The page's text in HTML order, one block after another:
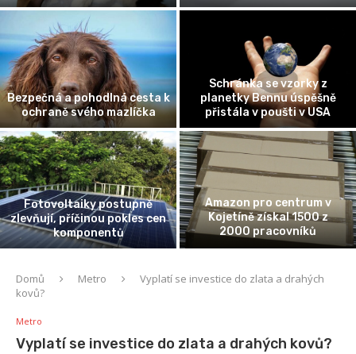
Bezpečná a pohodlná cesta k
ochraně svého mazlíčka
Schránka se vzorky z
planetky Bennu úspěšně
přistála v poušti v USA
Fotovoltaiky postupně
zlevňují, příčinou pokles cen
komponentů
Amazon pro centrum v
Kojetíně získal 1500 z
2000 pracovníků
Domů Metro
Vyplatí se investice do zlata a drahých
kovů?
Metro
Vyplatí se investice do zlata a drahých kovů?